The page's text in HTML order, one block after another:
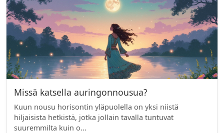
Missä katsella auringonnousua?
Kuun nousu horisontin yläpuolella on yksi niistä
hiljaisista hetkistä, jotka jollain tavalla tuntuvat
suuremmilta kuin o...